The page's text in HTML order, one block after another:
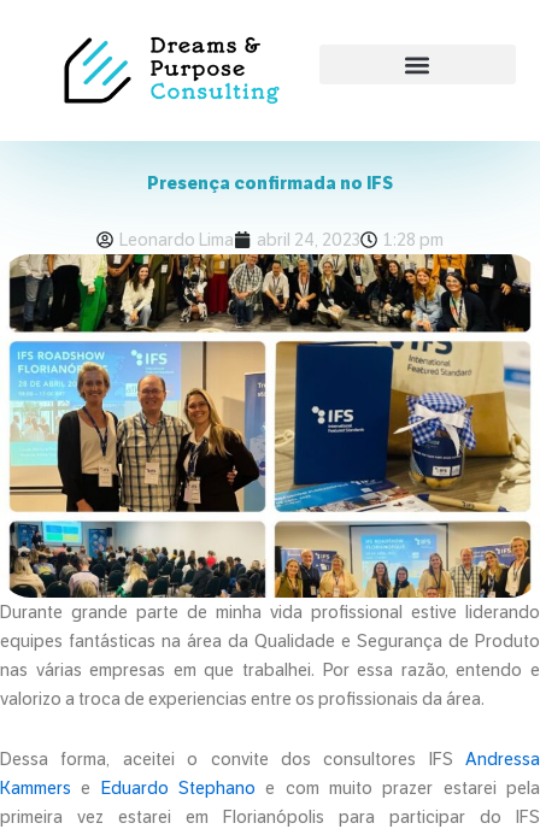
Presença confirmada no IFS
Leonardo Lima abril 24, 2023 1:28 pm
Durante grande parte de minha vida profissional estive liderando
equipes fantásticas na área da Qualidade e Segurança de Produto
nas várias empresas em que trabalhei. Por essa razão, entendo e
valorizo a troca de experiencias entre os profissionais da área.
Dessa forma, aceitei o convite dos consultores IFS Andressa
Kammers e Eduardo Stephanoe com muito prazer estarei pela
primeira vez estarei em Florianópolis para participar do IFS